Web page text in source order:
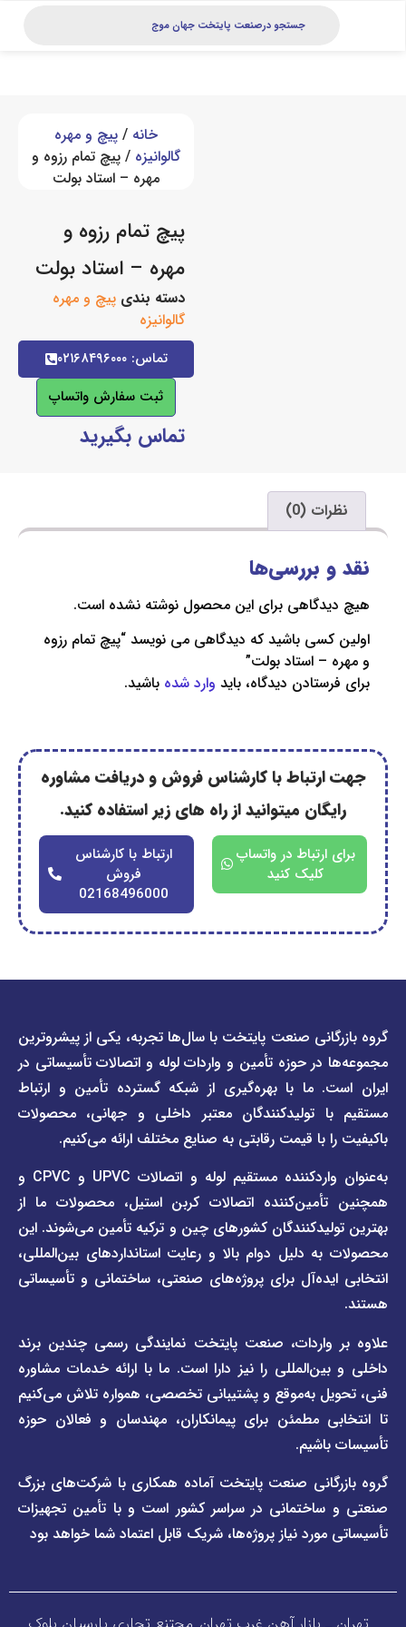
پیچ و مهره
/ پیچ تمام رزوه و
مهره – استاد بولت
پیچ تمام رزوه و
مهره – استاد بولت
پیچ و مهره
ثبت سفارش واتساپ
تماس بگیرید
بررسی‌ها
برای این محصول نوشته نشده است.
باشید که دیدگاهی می نویسد “پیچ تمام رزوه
استاد بولت”
دیدگاه، باید وارد شدهباشید.
با کارشناس فروش و دریافت مشاوره
میتوانید از راه های زیر استفاده کنید.
ارتباط با کارشناس
02168496000
در واتساپ
کلیک کنید
صنعت پایتخت با سال‌ها تجربه، یکی از پیشروترین
حوزه تأمین و واردات لوله و اتصالات تأسیساتی در
ما با بهره‌گیری از شبکه گسترده تأمین و ارتباط
تولیدکنندگان معتبر داخلی و جهانی، محصولات
با قیمت رقابتی به صنایع مختلف ارائه می‌کنیم.
به‌عنوان واردکننده مستقیم لوله و اتصالات UPVC و CPVC و
اتصالات کربن استیل، محصولات ما از
کشورهای چین و ترکیه تأمین می‌شوند. این
دلیل دوام بالا و رعایت استانداردهای بین‌المللی،
برای پروژه‌های صنعتی، ساختمانی و تأسیساتی
صنعت پایتخت نمایندگی رسمی چندین برند
را نیز دارا است. ما با ارائه خدمات مشاوره
به‌موقع و پشتیبانی تخصصی، همواره تلاش می‌کنیم
مطمئن برای پیمانکاران، مهندسان و فعالان حوزه
صنعت پایتخت آماده همکاری با شرکت‌های بزرگ
در سراسر کشور است و با تأمین تجهیزات
نیاز پروژه‌ها، شریک قابل اعتماد شما خواهد بود
دسترسی
سریع
صفحه
لیست
قیمت
صفحه
برند
صفحه
برند
فاراب
پول
دسترسی
سریع
درباره
ما
قوانین
و
مقررات
وبلاگ
خبری